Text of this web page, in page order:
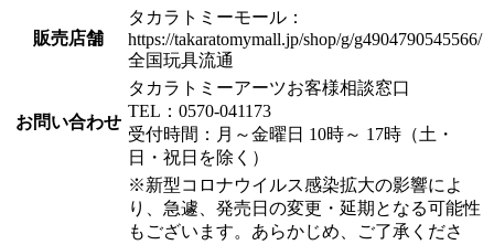
販売店舗
タカラトミーモール：
https://takaratomymall.jp/shop/g/g4904790545566/
全国玩具流通
お問い合わせ
タカラトミーアーツお客様相談窓口
TEL：0570-041173
受付時間：月～金曜日 10時～ 17時（土・
日・祝日を除く）
※新型コロナウイルス感染拡大の影響によ
り、急遽、発売日の変更・延期となる可能性
もございます。あらかじめ、ご了承くださ